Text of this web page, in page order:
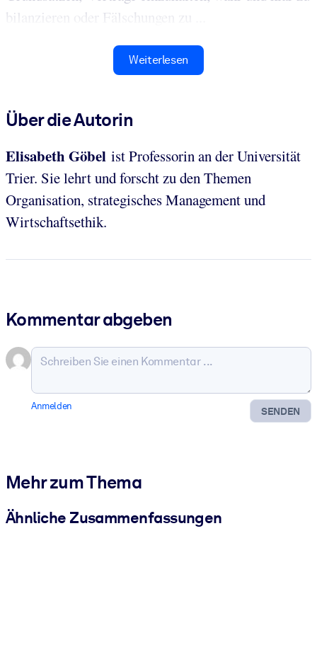
bilanzieren oder Fälschungen zu ...
Weiterlesen
Über die Autorin
Elisabeth Göbel ist Professorin an der Universität
Trier. Sie lehrt und forscht zu den Themen
Organisation, strategisches Management und
Wirtschaftsethik.
Kommentar abgeben
SENDEN
Anmelden
Mehr zum Thema
Ähnliche Zusammenfassungen